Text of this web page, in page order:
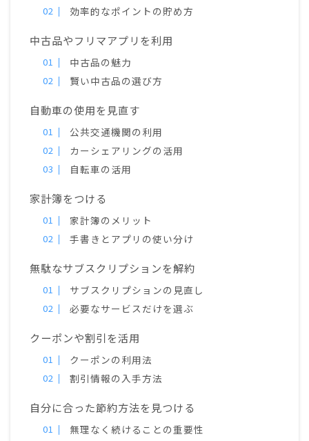
効率的なポイントの貯め方
中古品やフリマアプリを利用
中古品の魅力
賢い中古品の選び方
自動車の使用を見直す
公共交通機関の利用
カーシェアリングの活用
自転車の活用
家計簿をつける
家計簿のメリット
手書きとアプリの使い分け
無駄なサブスクリプションを解約
サブスクリプションの見直し
必要なサービスだけを選ぶ
クーポンや割引を活用
クーポンの利用法
割引情報の入手方法
自分に合った節約方法を見つける
無理なく続けることの重要性